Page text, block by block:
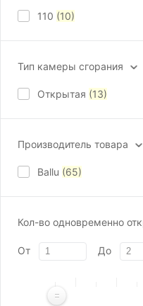
110 (10)
Тип камеры сгорания
Открытая (13)
Производитель товара
Ballu (65)
Кол-во одновременно
От До